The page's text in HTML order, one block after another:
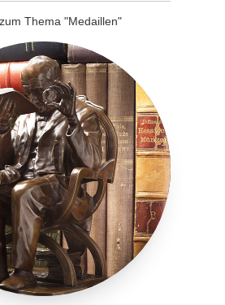
Thema "Medaillen"